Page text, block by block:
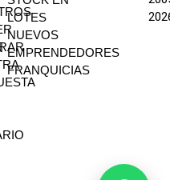
LOTES
NUEVOS
EMPRENDEDORES
FRANQUICIAS